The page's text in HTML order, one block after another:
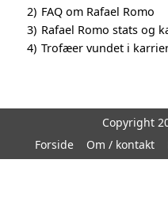
2) FAQ om Rafael Romo
3) Rafael Romo stats og
4) Trofæer vundet i
Copyright
Forside
Om / kontakt